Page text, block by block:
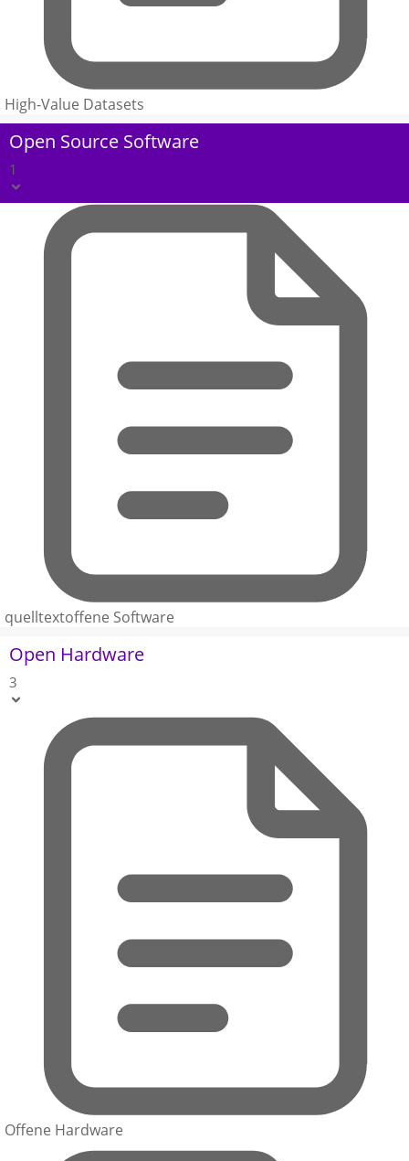
High-Value Datasets
Open Source Software
1
quelltextoffene Software
Open Hardware
3
Offene Hardware